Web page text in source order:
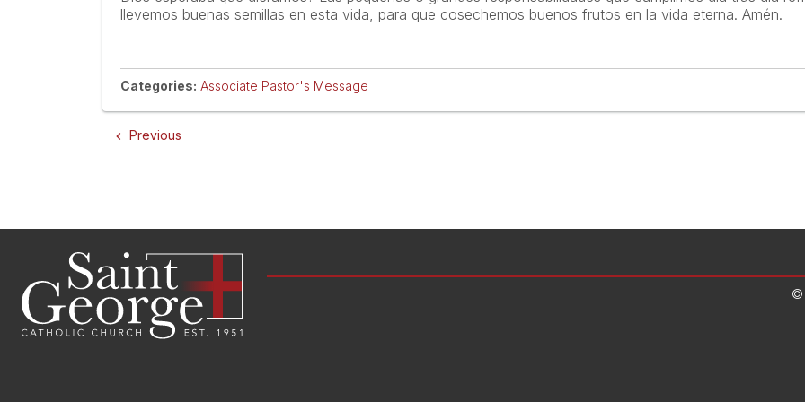
llevemos buenas semillas en esta vida, para que cosechemos buenos frutos en la vida eterna. Amén.
Categories: Associate Pastor's Message
navigate_before Previous
©